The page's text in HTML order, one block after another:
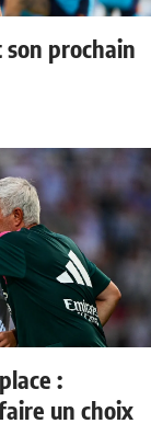
prochain
:
un choix